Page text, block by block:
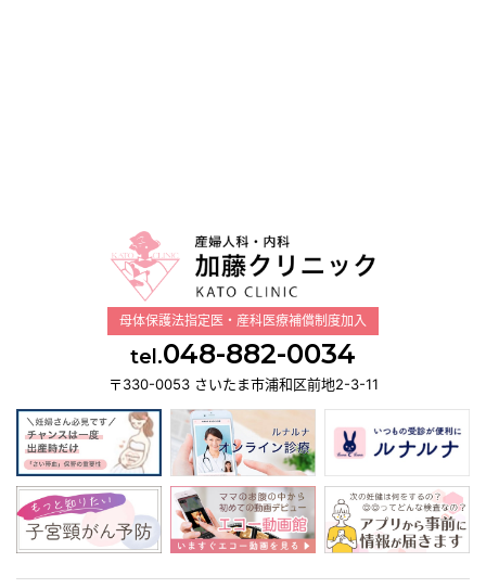
母体保護法指定医・産科医療補償制度加入
tel.048-882-0034
〒330-0053 さいたま市浦和区前地2-3-11